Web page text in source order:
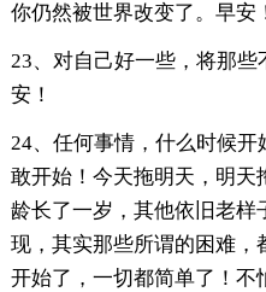
你仍然被世界改变了。早安
23、对自己好一些，将那
安！
24、任何事情，什么时候
敢开始！今天拖明天，明天
龄长了一岁，其他依旧老样
现，其实那些所谓的困难，
开始了，一切都简单了！不